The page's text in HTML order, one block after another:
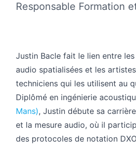
Responsable Formation
Justin Bacle fait le lien entre
audio spatialisées et les
techniciens qui les utilisent au
Diplômé en ingénierie
Mans), Justin débute sa
et la mesure audio, où il
des protocoles de notation